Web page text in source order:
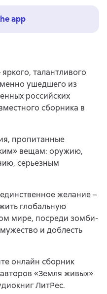
app
талантливого
ушедшего из
российских
сборника в
пропитанные
вещам: оружию,
серьезным
желание –
глобальную
мире, посреди зомби-
и доблесть
онлайн сборник
«Земля живых»
ЛитРес.